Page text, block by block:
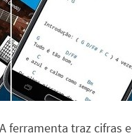
ferramenta traz cifras e